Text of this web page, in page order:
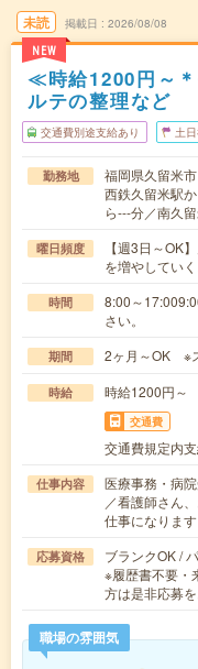
未読
NEW
掲載日 2026/08/08
≪時給1200円～
ルテの整理など
交通費別途支給あり 土
勤務地
福岡県久留米市
西鉄久留米駅
ら---分／南久
曜日頻度
【週3日～OK
を増やしてい
時間
8:00～
さい。
期間 2ヶ月～OK ※
時給 時給1200円～
交通費
交通費規定内
仕事内容
医療事務・病
／看護師さん
仕事になりま
応募資格
ブランクOK /
※履歴書不要・
方は是非応募
職場の雰囲気